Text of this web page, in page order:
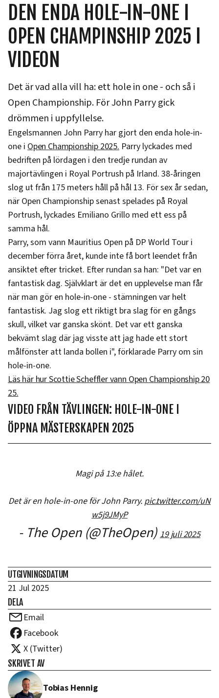
DEN ENDA HOLE-IN-ONE I
OPEN CHAMPINSHIP 2025 I
VIDEON
Det är vad alla vill ha: ett hole in one - och så i
Open Championship. För John Parry gick
drömmen i uppfyllelse.
Engelsmannen John Parry har gjort den enda hole-in-
one i Open Championship 2025.Parry lyckades med
bedriften på lördagen i den tredje rundan av
majortävlingen i Royal Portrush på Irland. 38-åringen
slog ut från 175 meters håll på hål 13. För sex år sedan,
när Open Championship senast spelades på Royal
Portrush, lyckades Emiliano Grillo med ett ess på
samma hål.
Parry, som vann Mauritius Open på DP World Tour i
december förra året, kunde inte få bort leendet från
ansiktet efter tricket. Efter rundan sa han: "Det var en
fantastisk dag. Självklart är det en upplevelse man får
när man gör en hole-in-one - stämningen var helt
fantastisk. Jag slog ett riktigt bra slag för en gångs
skull, vilket var ganska skönt. Det var ett ganska
bekvämt slag där jag visste att jag hade ett stort
målfönster att landa bollen i", förklarade Parry om sin
hole-in-one.
Läs här hur Scottie Scheffler vann Open Championship 20
25.
VIDEO FRÅN TÄVLINGEN: HOLE-IN-ONE I
ÖPPNA MÄSTERSKAPEN 2025
Magi på 13:e hålet.
Det är en hole-in-one för John Parry. pic.twitter.com/uN
w5j9JMyP
- The Open (@TheOpen)19 juli 2025
UTGIVNINGSDATUM
21 Jul 2025
DELA
Email
Facebook
X (Twitter)
SKRIVET AV
Tobias Hennig